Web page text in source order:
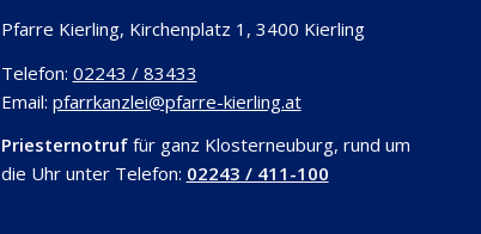
Pfarre Kierling, Kirchenplatz 1, 3400 Kierling
Telefon: 02243 / 83433
Email: pfarrkanzlei@pfarre-kierling.at
Priesternotruf für ganz Klosterneuburg, rund um
die Uhr unter Telefon: 02243 / 411-100